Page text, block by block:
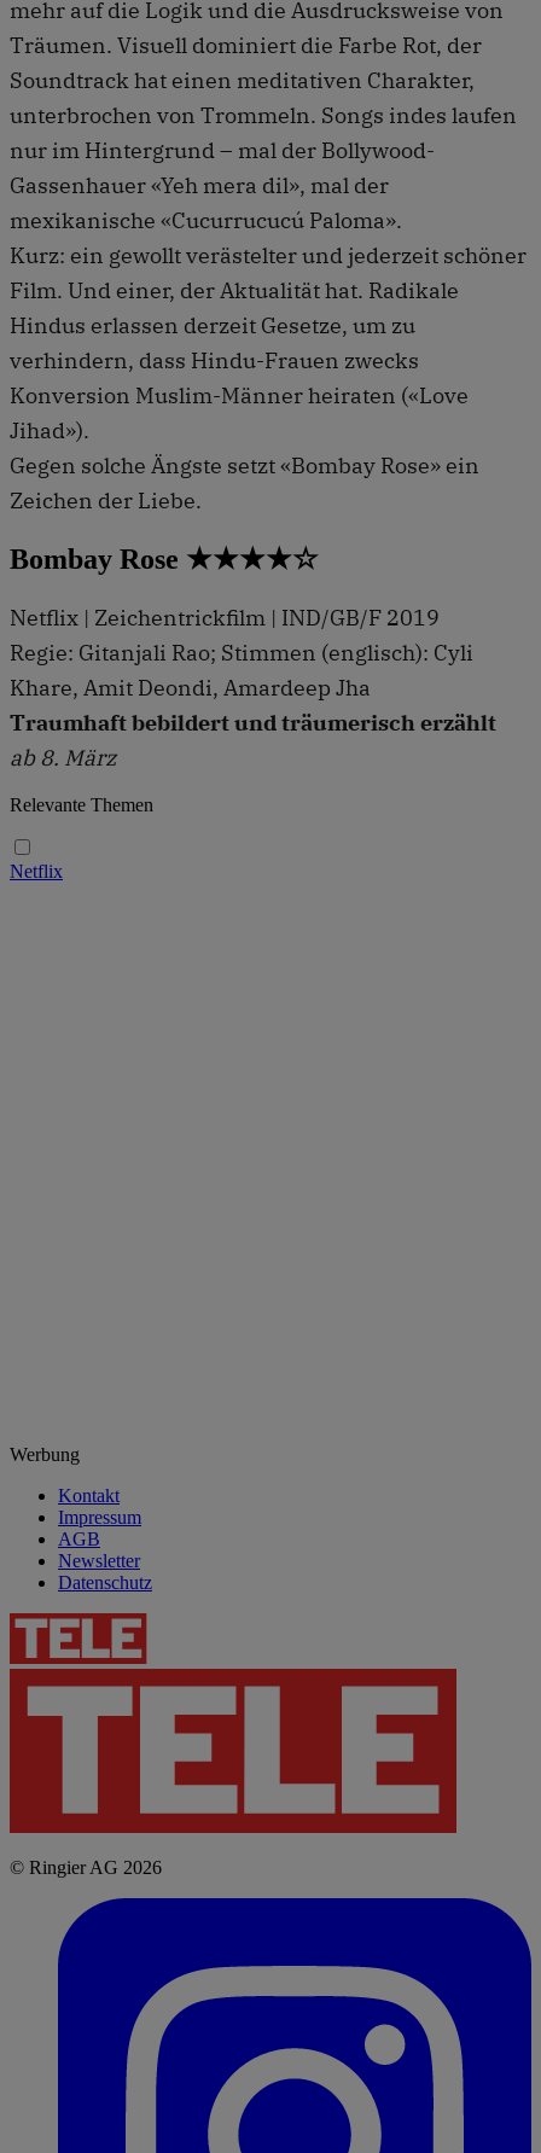
mehr auf die Logik und die Ausdrucksweise von
Träumen. Visuell dominiert die Farbe Rot, der
Soundtrack hat einen meditativen Charakter,
unterbrochen von Trommeln. Songs indes laufen
nur im Hintergrund – mal der Bollywood-
Gassenhauer «Yeh mera dil», mal der
mexikanische «Cucurrucucú Paloma».
Kurz: ein gewollt verästelter und jederzeit schöner
Film. Und einer, der Aktualität hat. Radikale
Hindus erlassen derzeit Gesetze, um zu
verhindern, dass Hindu-Frauen zwecks
Konversion Muslim-Männer heiraten («Love
Jihad»).
Gegen solche Ängste setzt «Bombay Rose» ein
Zeichen der Liebe.
Bombay Rose ★★★★☆
Netflix | Zeichentrickfilm | IND/GB/F 2019
Regie: Gitanjali Rao; Stimmen (englisch): Cyli
Khare, Amit Deondi, Amardeep Jha
Traumhaft bebildert und träumerisch erzählt
ab 8. März
Relevante Themen
Netflix
Werbung
Kontakt
Impressum
AGB
Newsletter
Datenschutz
© Ringier AG 2026